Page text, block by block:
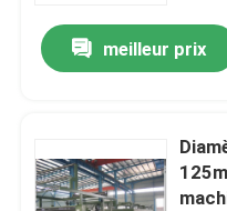
meilleur prix